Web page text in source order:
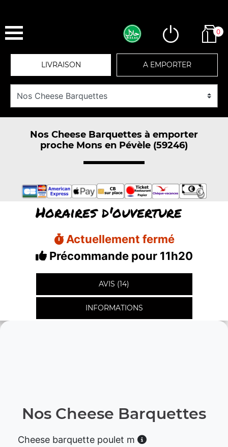
0
LIVRAISON A EMPORTER
Nos Cheese Barquettes à emporter
proche Mons en Pévèle (59246)
Horaires d'ouverture
Actuellement fermé
Précommande pour 11h20
AVIS (14)
INFORMATIONS
Nos Cheese Barquettes
Cheese barquette poulet m